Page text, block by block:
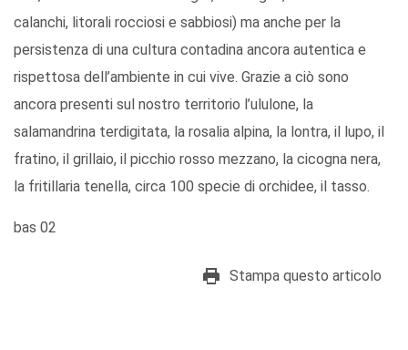
calanchi, litorali rocciosi e sabbiosi) ma anche per la
persistenza di una cultura contadina ancora autentica e
rispettosa dell’ambiente in cui vive. Grazie a ciò sono
ancora presenti sul nostro territorio l’ululone, la
salamandrina terdigitata, la rosalia alpina, la lontra, il lupo, il
fratino, il grillaio, il picchio rosso mezzano, la cicogna nera,
la fritillaria tenella, circa 100 specie di orchidee, il tasso.
bas 02
Stampa questo articolo